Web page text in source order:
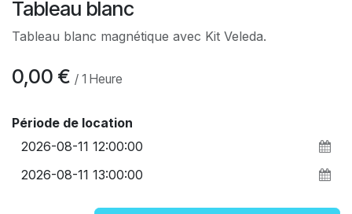
Tableau blanc
Tableau blanc magnétique avec Kit Veleda.
0,00 € / 1 Heure
Période de location